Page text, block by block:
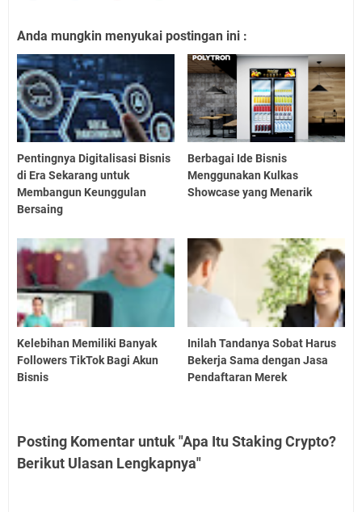
Anda mungkin menyukai postingan ini :
Pentingnya Digitalisasi Bisnis
di Era Sekarang untuk
Membangun Keunggulan
Bersaing
Berbagai Ide Bisnis
Menggunakan Kulkas
Showcase yang Menarik
Kelebihan Memiliki Banyak
Followers TikTok Bagi Akun
Bisnis
Inilah Tandanya Sobat Harus
Bekerja Sama dengan Jasa
Pendaftaran Merek
Posting Komentar untuk "Apa Itu Staking Crypto?
Berikut Ulasan Lengkapnya"